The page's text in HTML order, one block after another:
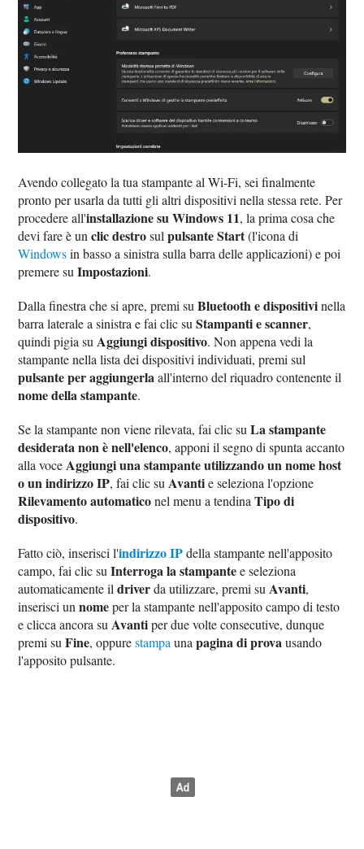
Avendo collegato la tua stampante al Wi-Fi, sei finalmente
pronto per usarla da tutti gli altri dispositivi nella stessa rete. Per
procedere all'installazione su Windows 11, la prima cosa che
devi fare è unclic destrosulpulsante Start(l'icona di
Windowsin basso a sinistra sulla barra delle applicazioni) e poi
premere suImpostazioni.
Dalla finestra che si apre, premi suBluetooth e dispositivinella
barra laterale a sinistra e fai clic suStampanti e scanner,
quindi pigia su Aggiungi dispositivo. Non appena vedi la
stampante nella lista dei dispositivi individuati, premi sul
pulsante per aggiungerlaall'interno del riquadro contenente il
nome della stampante.
Se la stampante non viene rilevata, fai clic suLa stampante
desiderata non è nell'elenco, apponi il segno di spunta accanto
alla voce Aggiungi una stampante utilizzando un nome host
o un indirizzo IP, fai clic su Avantie seleziona l'opzione
Rilevamento automaticonel menu a tendinaTipo di
dispositivo.
Fatto ciò, inserisci l'indirizzo IPdella stampante nell'apposito
campo, fai clic suInterroga la stampantee seleziona
automaticamente ildriverda utilizzare, premi su Avanti,
inserisci unnomeper la stampante nell'apposito campo di testo
e clicca ancora su Avantiper due volte consecutive, dunque
premi suFine, oppurestampa unapagina di provausando
l'apposito pulsante.